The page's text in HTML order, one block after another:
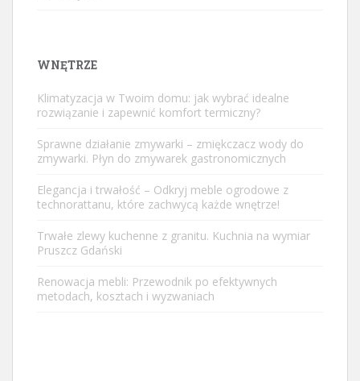
WNĘTRZE
Klimatyzacja w Twoim domu: jak wybrać idealne
rozwiązanie i zapewnić komfort termiczny?
Sprawne działanie zmywarki – zmiękczacz wody do
zmywarki. Płyn do zmywarek gastronomicznych
Elegancja i trwałość – Odkryj meble ogrodowe z
technorattanu, które zachwycą każde wnętrze!
Trwałe zlewy kuchenne z granitu. Kuchnia na wymiar
Pruszcz Gdański
Renowacja mebli: Przewodnik po efektywnych
metodach, kosztach i wyzwaniach